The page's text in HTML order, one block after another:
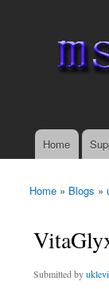
Main menu
Home
You are here
Home » Blogs »
Submitted by